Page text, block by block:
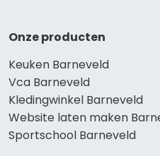
Onze producten
Keuken Barneveld
Vca Barneveld
Kledingwinkel Barneveld
Website laten maken
Sportschool Barneveld